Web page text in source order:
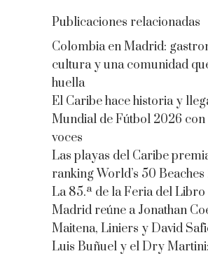
Publicaciones relacionadas
Colombia en Madrid:
cultura y una comunidad
huella
El Caribe hace historia y
Mundial de Fútbol 2026 con
voces
Las playas del Caribe
ranking World’s 50
La 85.ª de la Feria del Libro
Madrid reúne a Jonathan
Maitena, Liniers y David
Luis Buñuel y el Dry Martini: